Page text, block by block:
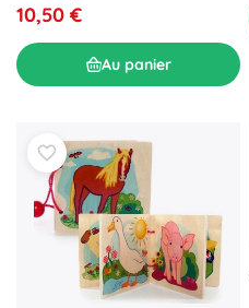
10,50 €
Au panier